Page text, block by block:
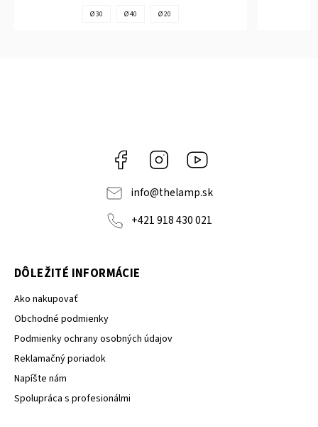
Ø 30 Ø 40 Ø 20
Facebook Instagram
info@thelamp.sk
+421 918 430 021
DÔLEŽITÉ INFORMÁCIE
Ako nakupovať
Obchodné podmienky
Podmienky ochrany osobných údajov
Reklamačný poriadok
Napíšte nám
Spolupráca s profesionálmi